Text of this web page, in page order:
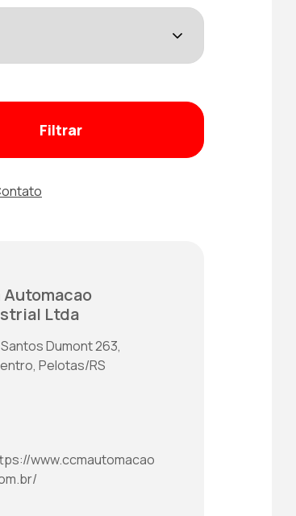
Filtrar
Automacao
Ltda
Santos Dumont 263,
Pelotas/RS
www.ccmautomacao